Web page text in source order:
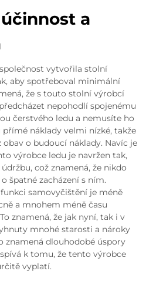
a
vytvořila stolní
aby spotřeboval minimální
že s touto stolní výrobcí
nepohodlí spojenému
čerstvého ledu a nemusíte ho
přímé náklady velmi nízké, takže
o budoucí náklady. Navíc je
výrobce ledu je navržen tak,
což znamená, že nikdo
špatné zacházení s ním.
samovyčištění je méně
a mnohem méně času
znamená, že jak nyní, tak i v
mnohé starosti a nároky
znamená dlouhodobé úspory
k tomu, že tento výrobce
vyplatí.